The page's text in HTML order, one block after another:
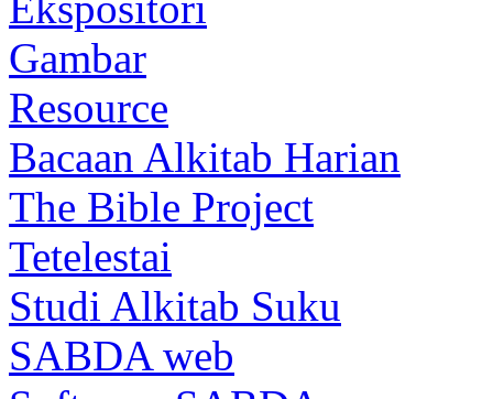
Gambar
Resource
Bacaan Alkitab Harian
The Bible Project
Tetelestai
Studi Alkitab Suku
SABDA web